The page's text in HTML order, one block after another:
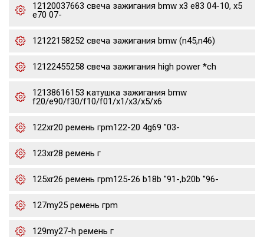
12120037663 свеча зажигания bmw x3 e83 04-10, x5
e70 07-
12122158252 свеча зажигания bmw (n45,n46)
12122455258 свеча зажигания high power *ch
12138616153 катушка зажигания bmw
f20/e90/f30/f10/f01/x1/x3/x5/x6
122xr20 ремень грm122-20 4g69 "03-
123xr28 ремень г
125xr26 ремень грm125-26 b18b "91-,b20b "96-
127my25 ремень грm
129my27-h ремень г